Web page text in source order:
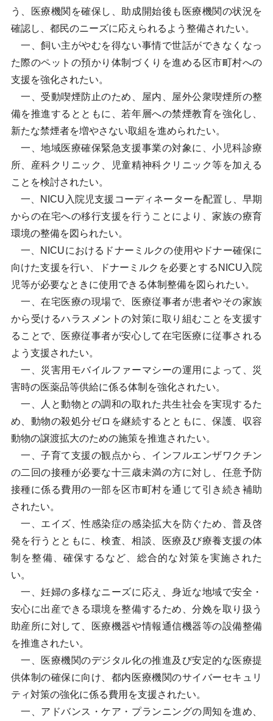
う、医療機関を確保し、助成開始後も医療機関の状況を
確認し、都民のニーズに応えられるよう整備されたい。
一、飼い主がやむを得ない事情で世話ができなくなっ
た際のペットの預かり体制づくりを進める区市町村への
支援を強化されたい。
一、受動喫煙防止のため、屋内、屋外公衆喫煙所の整
備を推進するとともに、若年層への禁煙教育を強化し、
新たな禁煙者を増やさない取組を進められたい。
一、地域医療確保緊急支援事業の対象に、小児科診療
所、産科クリニック、児童精神科クリニック等を加える
ことを検討されたい。
一、NICU入院児支援コーディネーターを配置し、早期
からの在宅への移行支援を行うことにより、家族の療育
環境の整備を図られたい。
一、NICUにおけるドナーミルクの使用やドナー確保に
向けた支援を行い、ドナーミルクを必要とするNICU入院
児等が必要なときに使用できる体制整備を図られたい。
一、在宅医療の現場で、医療従事者が患者やその家族
から受けるハラスメントの対策に取り組むことを支援す
ることで、医療従事者が安心して在宅医療に従事される
よう支援されたい。
一、災害用モバイルファーマシーの運用によって、災
害時の医薬品等供給に係る体制を強化されたい。
一、人と動物との調和の取れた共生社会を実現するた
め、動物の殺処分ゼロを継続するとともに、保護、収容
動物の譲渡拡大のための施策を推進されたい。
一、子育て支援の観点から、インフルエンザワクチン
の二回の接種が必要な十三歳未満の方に対し、任意予防
接種に係る費用の一部を区市町村を通じて引き続き補助
されたい。
一、エイズ、性感染症の感染拡大を防ぐため、普及啓
発を行うとともに、検査、相談、医療及び療養支援の体
制を整備、確保するなど、総合的な対策を実施された
い。
一、妊婦の多様なニーズに応え、身近な地域で安全・
安心に出産できる環境を整備するため、分娩を取り扱う
助産所に対して、医療機器や情報通信機器等の設備整備
を推進されたい。
一、医療機関のデジタル化の推進及び安定的な医療提
供体制の確保に向け、都内医療機関のサイバーセキュリ
ティ対策の強化に係る費用を支援されたい。
一、アドバンス・ケア・プランニングの周知を進め、